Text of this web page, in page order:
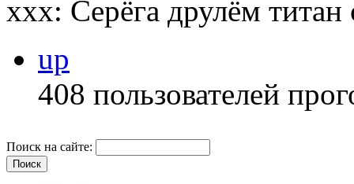
ххх: Серёга друлём титан
up
408 пользователей
Поиск на сайте: